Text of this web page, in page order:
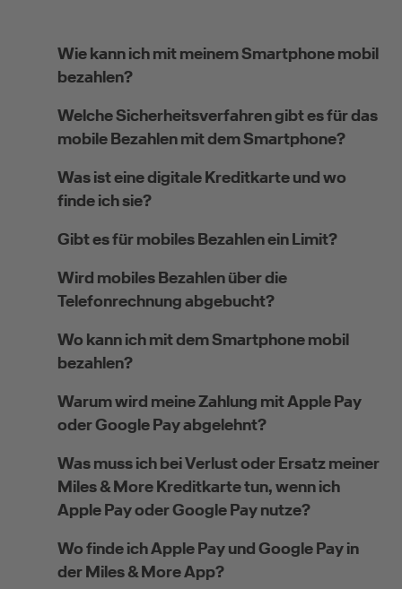
Wie kann ich mit meinem Smartphone mobil
bezahlen?
Welche Sicherheitsverfahren gibt es für das
mobile Bezahlen mit dem Smartphone?
Was ist eine digitale Kreditkarte und wo
finde ich sie?
Gibt es für mobiles Bezahlen ein Limit?
Wird mobiles Bezahlen über die
Telefonrechnung abgebucht?
Wo kann ich mit dem Smartphone mobil
bezahlen?
Warum wird meine Zahlung mit Apple Pay
oder Google Pay abgelehnt?
Was muss ich bei Verlust oder Ersatz meiner
Miles & More Kreditkarte tun, wenn ich
Apple Pay oder Google Pay nutze?
Wo finde ich Apple Pay und Google Pay in
der Miles & More App?